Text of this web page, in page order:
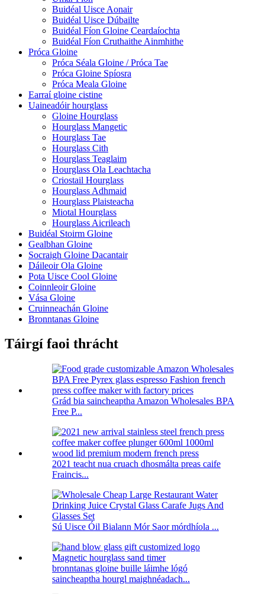
Buidéal Uisce Aonair
Buidéal Uisce Dúbailte
Buidéal Fíon Gloine Ceardaíochta
Buidéal Fíon Cruthaithe Ainmhithe
Próca Gloine
Próca Séala Gloine / Próca Tae
Próca Gloine Spíosra
Próca Meala Gloine
Earraí gloine cistine
Uaineadóir hourglass
Gloine Hourglass
Hourglass Mangetic
Hourglass Tae
Hourglass Cith
Hourglass Teaglaim
Hourglass Ola Leachtacha
Criostail Hourglass
Hourglass Adhmaid
Hourglass Plaisteacha
Miotal Hourglass
Hourglass Aicrileach
Buidéal Stoirm Gloine
Gealbhan Gloine
Socraigh Gloine Dacantair
Dáileoir Ola Gloine
Pota Uisce Cool Gloine
Coinnleoir Gloine
Vása Gloine
Cruinneachán Gloine
Bronntanas Gloine
Táirgí faoi thrácht
Grád bia saincheaptha Amazon Wholesales BPA
Free P...
2021 teacht nua cruach dhosmálta preas caife
Fraincis...
Sú Uisce Óil Bialann Mór Saor mórdhíola ...
bronntanas gloine buille láimhe lógó
saincheaptha hourgl maighnéadach...